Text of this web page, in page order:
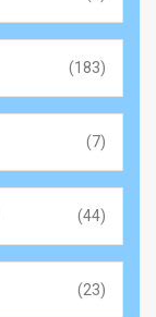
(183)
(7)
(44)
(23)